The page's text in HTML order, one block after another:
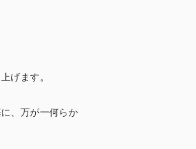
げます。
、万が一何らか